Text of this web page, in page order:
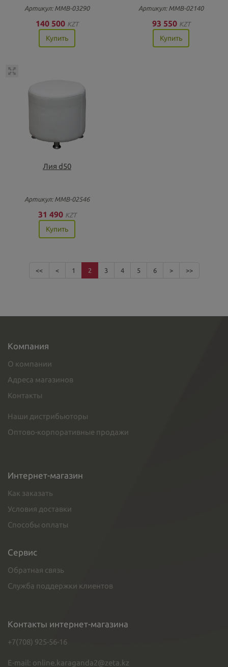
Артикул: ММВ-03290
140 500 KZT
Купить
Артикул: ММВ-02140
93 550 KZT
Купить
Лия d50
Артикул: ММВ-02546
31 490 KZT
Купить
<< < 1 2 3 4 5 6 > >>
Компания
О компании
Адреса магазинов
Контакты
Наши дистрибьюторы
Оптово-корпоративные продажи
Интернет-магазин
Как заказать
Условия доставки
Способы оплаты
Сервис
Обратная связь
Служба поддержки клиентов
Контакты интернет-магазина
+7(708) 925-56-16
E-mail: online.karaganda2@zeta.kz